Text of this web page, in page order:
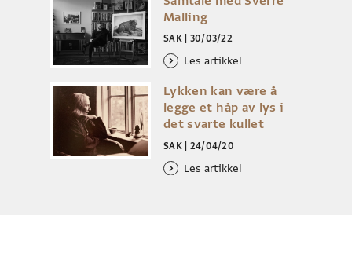
Malling
SAK 30/03/22
Les artikkel
Lykken kan være å
legge et håp av lys i
det svarte kullet
SAK | 24/04/20
Les artikkel